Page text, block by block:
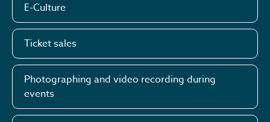
E-Culture
Ticket sales
Photographing and video recording during
events